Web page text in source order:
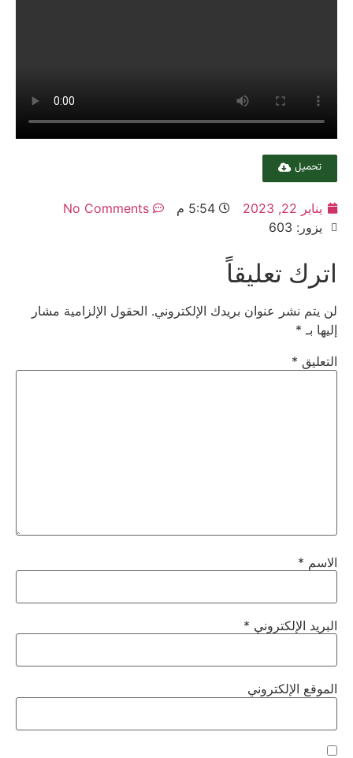
تحميل
يناير 22, 2023 5:54 م
No Comments
يزور: 603
اترك تعليقاً
لن يتم نشر عنوان بريدك الإلكتروني. الحقول الإلزامية مشار
إليها بـ *
التعليق *
الاسم *
البريد الإلكتروني *
الموقع الإلكتروني